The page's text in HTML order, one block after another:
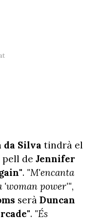
da Silva tindrà el
de Jennifer
. "M'encanta
'woman power'",
serà Duncan
. "És